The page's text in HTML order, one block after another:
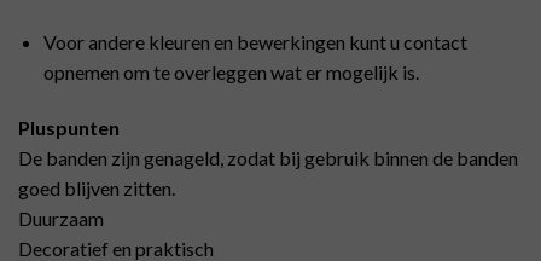
Voor andere kleuren en bewerkingen kunt u contact
opnemen om te overleggen wat er mogelijk is.
Pluspunten
De banden zijn genageld, zodat bij gebruik binnen de banden
goed blijven zitten.
Duurzaam
Decoratief en praktisch